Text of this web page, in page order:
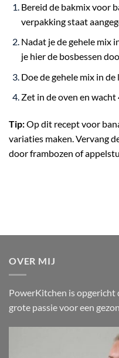
Bereid de bakmix voor
verpakking staat
Nadat je de gehele mix
je hier de bosbessen
Doe de gehele mix in
Zet in de oven en
Tip:Op dit recept voor
variaties maken. Vervang
door frambozen of
OVER MIJ
PowerKitchen is opgericht
grote passie voor een